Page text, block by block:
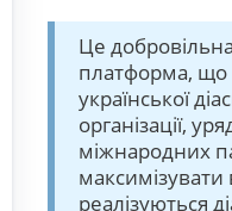
Це
платформа, що
української
організації,
міжнародних
максимізувати
реалізуються